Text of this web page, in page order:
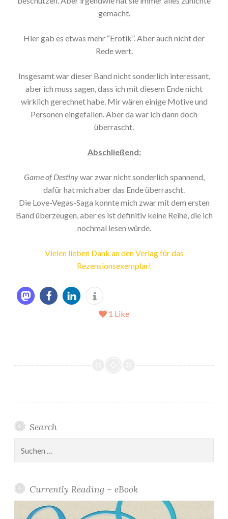
gemacht.
Hier gab es etwas mehr “Erotik”. Aber auch nicht der
Rede wert.
Insgesamt war dieser Band nicht sonderlich interessant,
aber ich muss sagen, dass ich mit diesem Ende nicht
wirklich gerechnet habe. Mir wären einige Motive und
Personen eingefallen. Aber da war ich dann doch
überrascht.
Abschließend:
Game of Destinywar zwar nicht sonderlich spannend,
dafür hat mich aber das Ende überrascht.
Die Love-Vegas-Saga konnte mich zwar mit dem ersten
Band überzeugen, aber es ist definitiv keine Reihe, die ich
nochmal lesen würde.
Vielen lieben Dank an den Verlag für das
Rezensionsexemplar!
1 Like
Search
nach:
Currently Reading – eBook